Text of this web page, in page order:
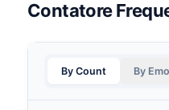
Contatore
By Count By